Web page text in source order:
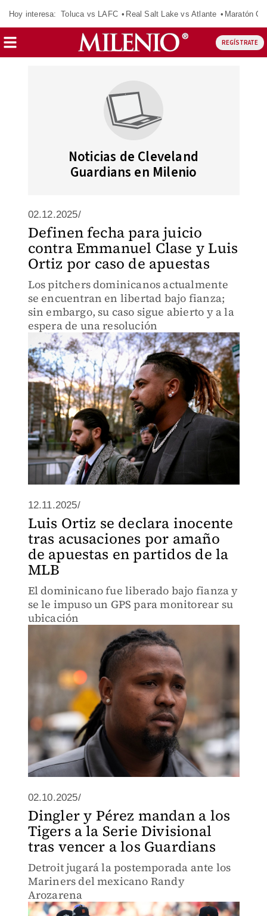
Hoy interesa: Toluca vs LAFC Real Salt Lake vs Atlante Maratón
REGÍSTRATE
Noticias de Cleveland
Guardians en Milenio
02.12.2025/
Definen fecha para juicio
contra Emmanuel Clase y Luis
Ortiz por caso de apuestas
Los pitchers dominicanos actualmente
se encuentran en libertad bajo fianza;
sin embargo, su caso sigue abierto y a la
espera de una resolución
12.11.2025/
Luis Ortiz se declara inocente
tras acusaciones por amaño
de apuestas en partidos de la
MLB
El dominicano fue liberado bajo fianza y
se le impuso un GPS para monitorear su
ubicación
02.10.2025/
Dingler y Pérez mandan a los
Tigers a la Serie Divisional
tras vencer a los Guardians
Detroit jugará la postemporada ante los
Mariners del mexicano Randy
Arozarena